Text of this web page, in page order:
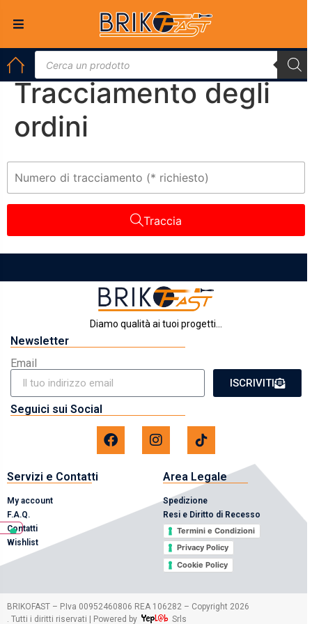
Tracciamento degli
ordini
Traccia
Diamo qualità ai tuoi progetti...
Newsletter
Email
ISCRIVITI
Seguici sui Social
Servizi e Contatti
My account
F.A.Q.
Contatti
Wishlist
Area Legale
Spedizione
Resi e Diritto di Recesso
Termini e Condizioni
Privacy Policy
Cookie Policy
BRIKOFAST – P.Iva 00952460806 REA 106282 – Copyright 2026
. Tutti i diritti riservati | Powered by
Srls